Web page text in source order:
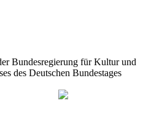
Bundesregierung für Kultur und
des Deutschen Bundestages